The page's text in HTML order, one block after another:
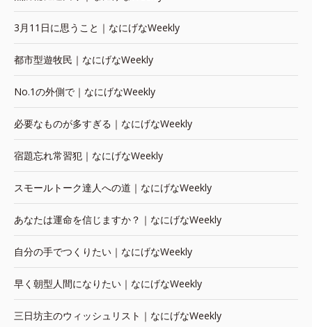
3月11日に思うこと｜なにげなWeekly
都市型遊牧民｜なにげなWeekly
No.1の外側で｜なにげなWeekly
必要なものが多すぎる｜なにげなWeekly
宿題忘れ常習犯｜なにげなWeekly
スモールトーク達人への道｜なにげなWeekly
あなたは運命を信じますか？｜なにげなWeekly
自分の手でつくりたい｜なにげなWeekly
早く朝型人間になりたい｜なにげなWeekly
三日坊主のウィッシュリスト｜なにげなWeekly